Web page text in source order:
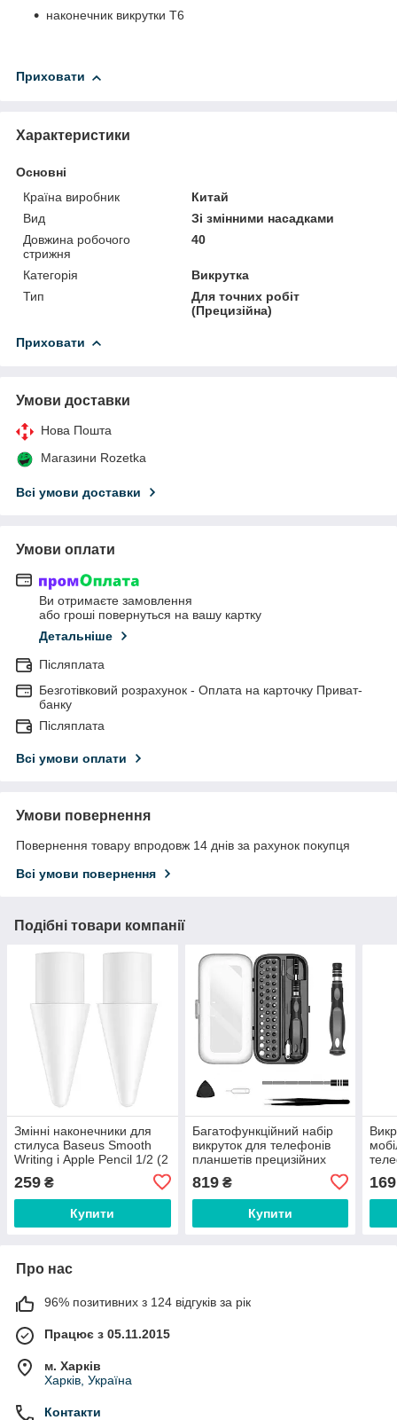
наконечник викрутки Т6
Приховати
Характеристики
Основні
Країна виробник
Китай
Вид
Зі змінними насадками
Довжина робочого
стрижня
40
Категорія
Викрутка
Тип
Для точних робіт
(Прецизійна)
Приховати
Умови доставки
Нова Пошта
Магазини Rozetka
Всі умови доставки
Умови оплати
Ви отримаєте замовлення
або гроші повернуться на вашу картку
Детальніше
Післяплата
Безготівковий розрахунок - Оплата на карточку Приват-
банку
Післяплата
Всі умови оплати
Умови повернення
Повернення товару впродовж 14 днів за рахунок покупця
Всі умови повернення
Подібні товари компанії
Змінні наконечники для
стилуса Baseus Smooth
Writing і Apple Pencil 1/2 (2
259 ₴
Купити
Багатофункційний набір
викруток для телефонів
планшетів прецизійних
819₴
Купити
169
Про нас
96% позитивних з 124 відгуків за рік
Працює з 05.11.2015
м. Харків
Харків, Україна
Контакти